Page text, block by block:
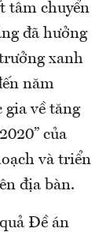
tâm chuyển
đã hưởng
xanh
năm
gia về tăng
của
và triển
địa bàn.
Đề án